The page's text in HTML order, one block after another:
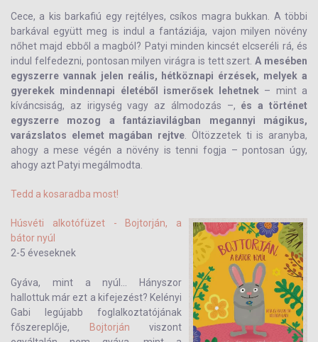
Cece, a kis barkafiú egy rejtélyes, csíkos magra bukkan. A többi
barkával együtt meg is indul a fantáziája, vajon milyen növény
nőhet majd ebből a magból? Patyi minden kincsét elcseréli rá, és
indul felfedezni, pontosan milyen virágra is tett szert.A mesében
egyszerre vannak jelen reális, hétköznapi érzések, melyek a
gyerekek mindennapi életéből ismerősek lehetnek – mint a
kíváncsiság, az irigység vagy az álmodozás –, és a történet
egyszerre mozog a fantáziavilágban megannyi mágikus,
varázslatos elemet magában rejtve . Öltözzetek ti is aranyba,
ahogy a mese végén a növény is tenni fogja – pontosan úgy,
ahogy azt Patyi megálmodta.
Tedd a kosaradba most!
Húsvéti alkotófüzet - Bojtorján, a
bátor nyúl
2-5 éveseknek
Gyáva, mint a nyúl... Hányszor
hallottuk már ezt a kifejezést? Kelényi
Gabi legújabb foglalkoztatójának
főszereplője,
Bojtorján viszont